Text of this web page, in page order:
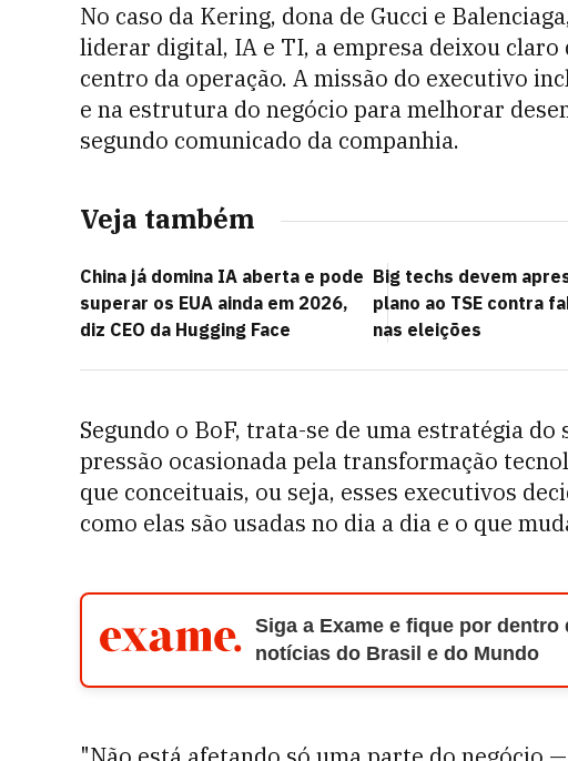
No caso da Kering, dona de Gucci e
liderar digital, IA e TI, a empresa deixou
centro da operação. A missão do executivo
e na estrutura do negócio para melhorar
segundo comunicado da companhia.
Veja também
China já domina IA aberta e pode
superar os EUA ainda em 2026,
diz CEO da Hugging Face
Big techs devem
plano ao TSE contra
nas eleições
Segundo o BoF, trata-se de uma estratégia
pressão ocasionada pela transformação
que conceituais, ou seja, esses executivos
como elas são usadas no dia a dia e o que
Siga a Exame e fique por dentro
notícias do Brasil e do Mundo